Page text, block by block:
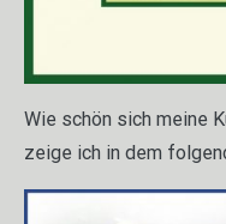
Wie schön sich meine
zeige ich in dem